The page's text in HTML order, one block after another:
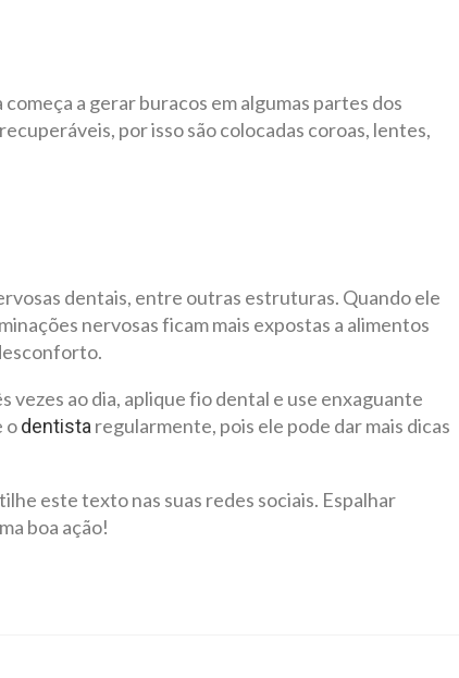
a gerar buracos em algumas partes dos
por isso são colocadas coroas, lentes,
dentais, entre outras estruturas. Quando ele
nervosas ficam mais expostas a alimentos
vezes ao dia, aplique fio dental e use enxaguante
odentistaregularmente, pois ele pode dar mais dicas
este texto nas suas redes sociais. Espalhar
boa ação!